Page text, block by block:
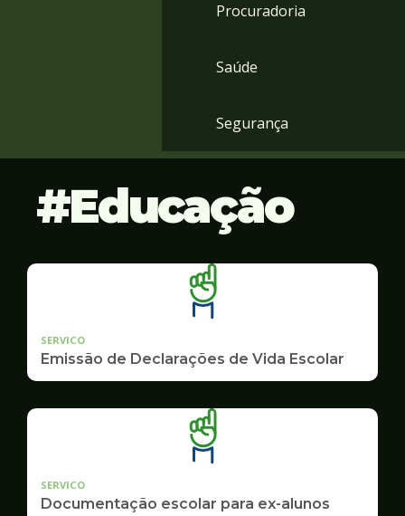
Procuradoria
Saúde
Segurança
Educação
SERVICO
Emissão de Declarações de Vida Escolar
SERVICO
Documentação escolar para ex-alunos